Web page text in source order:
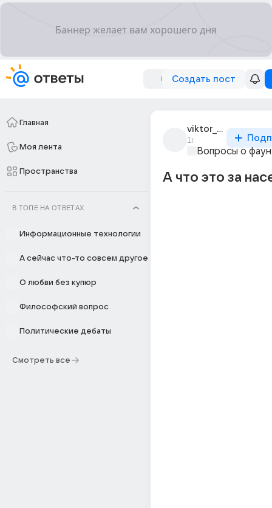
Создать пост
Главная
Моя лента
Пространства
В ТОПЕ НА ОТВЕТАХ
Информационные технологии
А сейчас что-то совсем другое
О любви без купюр
Философский вопрос
Политические дебаты
Смотреть все
viktor_ivanov_2552
1г
Вопросы о
А что это за